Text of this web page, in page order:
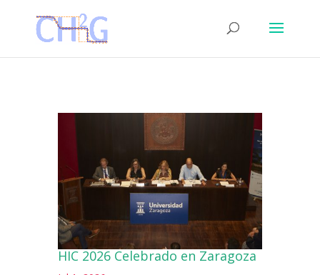
HIC 2026 Celebrado en Zaragoza